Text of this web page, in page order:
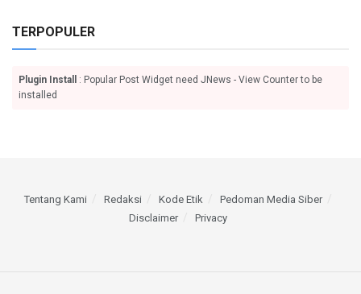
TERPOPULER
Plugin Install
: Popular Post Widget need JNews - View Counter to be
installed
Tentang Kami Redaksi Kode Etik
Pedoman Media Siber
Disclaimer
Privacy